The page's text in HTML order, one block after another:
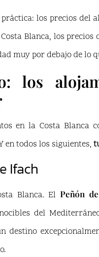
los precios del
Blanca, los precios
muy por debajo de lo
los
en la Costa Blanca
todos los siguientes,
Ifach
Blanca. El Peñón
del